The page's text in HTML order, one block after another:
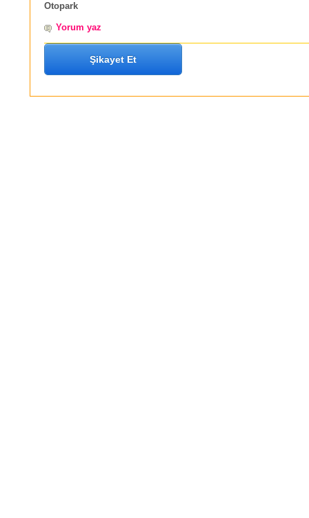
Otopark
Yorum yaz
Şikayet Et